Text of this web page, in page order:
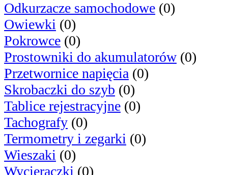
Odkurzacze samochodowe (0)
Owiewki (0)
Pokrowce (0)
Prostowniki do akumulatorów (0)
Przetwornice napięcia (0)
Skrobaczki do szyb (0)
Tablice rejestracyjne (0)
Tachografy (0)
Termometry i zegarki (0)
Wieszaki (0)
Wycieraczki (0)